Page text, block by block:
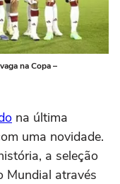
na Copa –
na última
uma novidade.
a seleção
Mundial através